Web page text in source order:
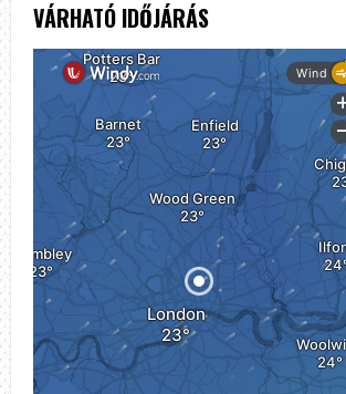
VÁRHATÓ IDŐJÁRÁS